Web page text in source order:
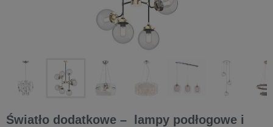
Światło dodatkowe – lampy podłogowe i